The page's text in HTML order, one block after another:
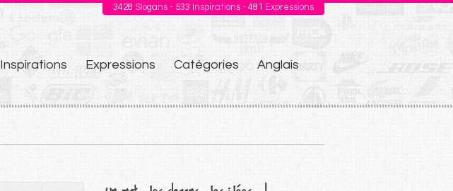
3428 Slogans - 533 Inspirations - 481 Expressions
Inspirations Expressions Catégories Anglais